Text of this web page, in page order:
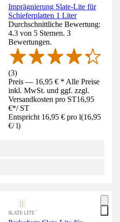
Imprägnierung Slate-Lite für
Schieferplatten 1 Liter
Durchschnittliche Bewertung:
4.3 von 5 Sternen. 3
Bewertungen.
(3)
Preis — 16,95 € * Alle Preise
inkl. MwSt. und ggf. zzgl.
Versandkosten pro ST16,95
€*/ ST
Entspricht 16,95 € pro l(16,95
€/ l)